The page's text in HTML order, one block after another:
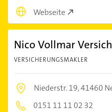
Webseite
Nico Vollmar
VERSICHERUNGSMAKLER
Niederstr. 19,41460
0151 11 11 02 32